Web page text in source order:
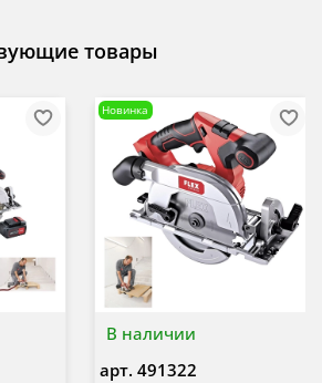
товары
В наличии
Новинка
арт. 491322